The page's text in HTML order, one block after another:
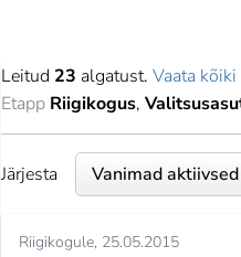
Leitud 23 algatust. Vaata
Etapp Riigikogus
Järjesta
Riigikogule 25.05.2015